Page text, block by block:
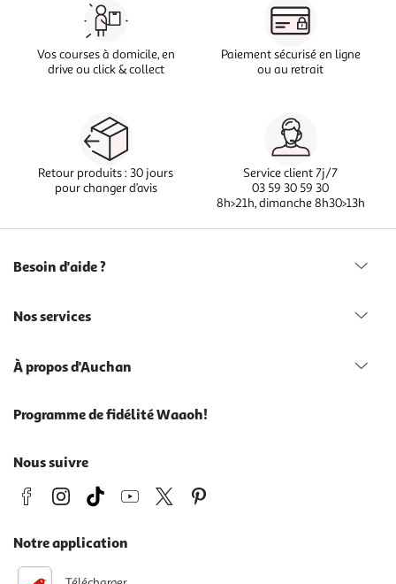
Vos courses à domicile, en
drive ou click & collect
Paiement sécurisé en ligne
ou au retrait
Retour produits : 30 jours
pour changer d’avis
Service client 7j/7
03 59 30 59 30
8h>21h, dimanche 8h30>13h
Besoin d'aide ?
Nos services
À propos d'Auchan
Programme de fidélité Waaoh!
Nous suivre
Notre application